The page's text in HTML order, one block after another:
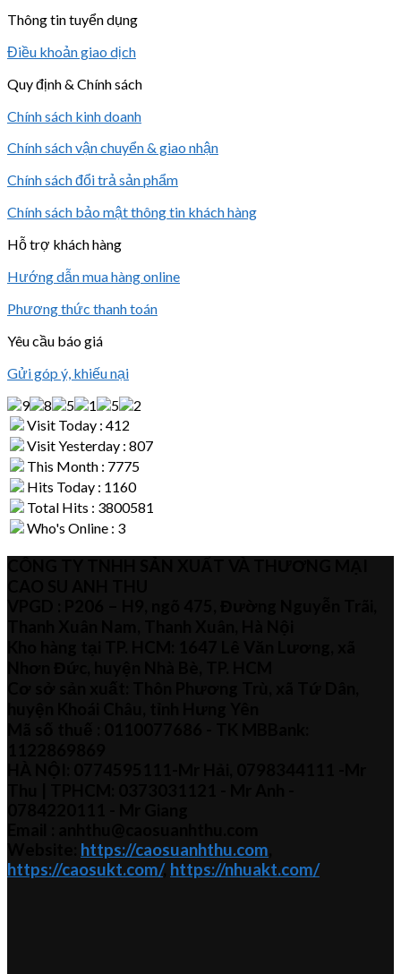
Thông tin tuyển dụng
Điều khoản giao dịch
Quy định & Chính sách
Chính sách kinh doanh
Chính sách vận chuyển & giao nhận
Chính sách đổi trả sản phẩm
Chính sách bảo mật thông tin khách hàng
Hỗ trợ khách hàng
Hướng dẫn mua hàng online
Phương thức thanh toán
Yêu cầu báo giá
Gửi góp ý, khiếu nại
Visit Today : 412
Visit Yesterday : 807
This Month : 7775
Hits Today : 1160
Total Hits : 3800581
Who's Online : 3
https://caosuanhthu.com
https://caosukt.com/, https://nhuakt.com/